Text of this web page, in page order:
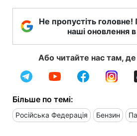
Не пропустіть головне!
наші оновлення
Або читайте нас там,
Більше по темі:
Російська Федерація Бензин